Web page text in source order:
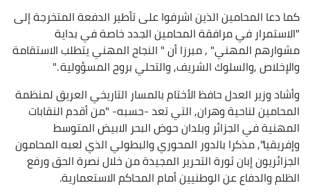
كما دعا المحامين الذين اشرفوا على تأطير الدفعة المتخرجة إلى
"الاستمرار في مرافقة المحامين الجدد خاصة في بداية
مشوارهم المهني" , مبرزا أن " النجاح المهني يتطلب الاستقامة
والإخلاص ,والسلوك الشريف, والتحلي بروح المسؤولية ."
وأشاد وزير العدل حافظ الأختام بالمسار التاريخي العريق لمنظمة
المحامين لناحية وهران, التي تعد -حسبه- "من أقدم النقابات
المهنية في الجزائر وبلدان حوض البحر الابيض المتوسط
وإفريقيا", مذكرا بالدور المحوري والبطولي الذي لعبه المحامون
الجزائريون إبان ثورة التحرير المجيدة من خلال نصرة الحق ورفع
الظلم والدفاع عن الوطنيين أمام المحاكم الاستعمارية.